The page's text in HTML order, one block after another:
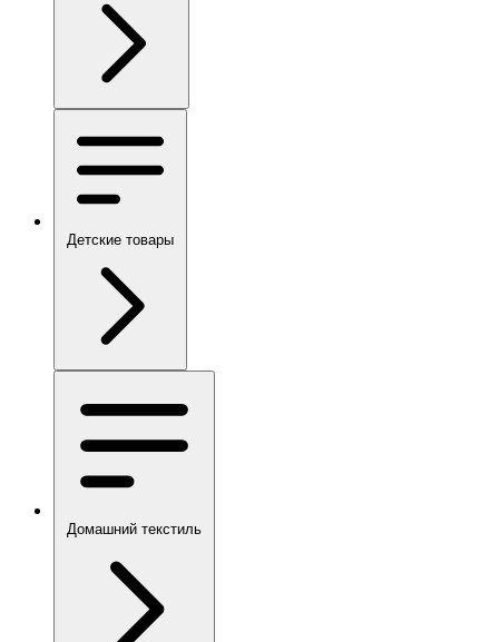
Детские товары
Домашний текстиль